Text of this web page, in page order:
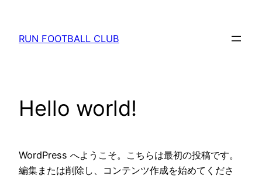
RUN FOOTBALL CLUB
Hello world!
WordPress へようこそ。こちらは最初の投稿です。
編集または削除し、コンテンツ作成を始めてくださ